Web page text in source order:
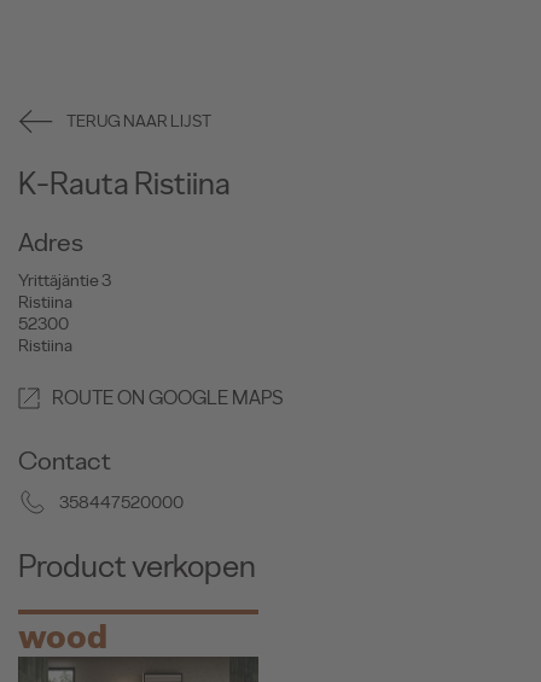
TERUG NAAR LIJST
K-Rauta Ristiina
Adres
Yrittäjäntie 3
Ristiina
52300
Ristiina
ROUTE ON GOOGLE MAPS
Contact
358447520000
Product verkopen
wood